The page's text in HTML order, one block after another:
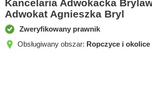
Kancelaria Adwokacka
Adwokat Agnieszka Bryl
Zweryfikowany prawnik
Obsługiwany obszar: Ropczyce i okolice